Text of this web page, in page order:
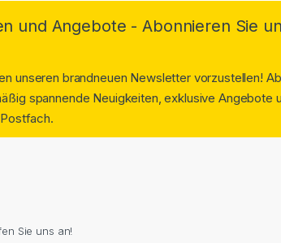
und Angebote - Abonnieren Sie
unseren brandneuen Newsletter vorzustellen!
spannende Neuigkeiten, exklusive Angebote
Sie uns an!